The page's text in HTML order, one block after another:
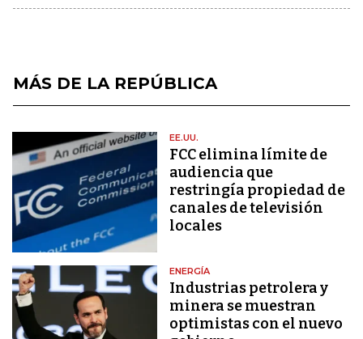
MÁS DE LA REPÚBLICA
EE.UU.
FCC elimina límite de
audiencia que
restringía propiedad de
canales de televisión
locales
ENERGÍA
Industrias petrolera y
minera se muestran
optimistas con el nuevo